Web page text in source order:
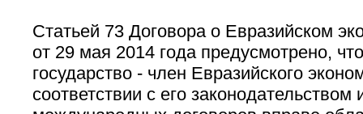
Статьей 73 Договора о Евразийском
от 29 мая 2014 года предусмотрено,
государство - член Евразийского
соответствии с его